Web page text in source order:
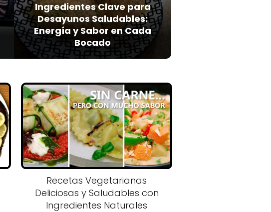
Ingredientes Clave para
Desayunos Saludables:
Energía y Sabor en Cada
Bocado
Recetas Vegetarianas
Deliciosas y Saludables con
Ingredientes Naturales